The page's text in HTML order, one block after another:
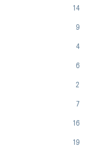
14
9
4
6
2
7
16
19